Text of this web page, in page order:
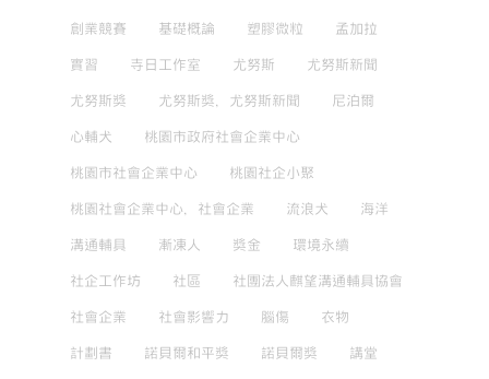
創業競賽 基礎概論 塑膠微粒 孟加拉
實習 寺日工作室 尤努斯 尤努斯新聞
尤努斯獎 尤努斯獎，尤努斯新聞 尼泊爾
心輔犬 桃園市政府社會企業中心
桃園市社會企業中心 桃園社企小聚
桃園社會企業中心，社會企業 流浪犬 海洋
溝通輔具 漸凍人 獎金 環境永續
社企工作坊 社區 社團法人麒望溝通輔具協會
社會企業 社會影響力 腦傷 衣物
計劃書 諾貝爾和平獎 諾貝爾獎 講堂